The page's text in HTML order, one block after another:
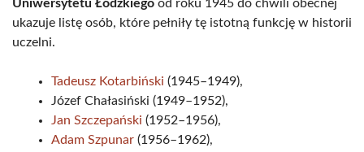
Uniwersytetu Łódzkiego od roku 1945 do chwili obecnej
ukazuje listę osób, które pełniły tę istotną funkcję w historii
uczelni.
Tadeusz Kotarbiński (1945–1949),
Józef Chałasiński (1949–1952),
Jan Szczepański (1952–1956),
Adam Szpunar (1956–1962),